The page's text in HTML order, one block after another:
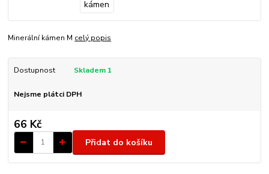
Minerální kámen M celý popis
Dostupnost Skladem 1
Nejsme plátci DPH
66 Kč
Přidat do košíku